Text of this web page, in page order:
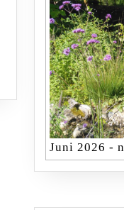
Juni 2026 -